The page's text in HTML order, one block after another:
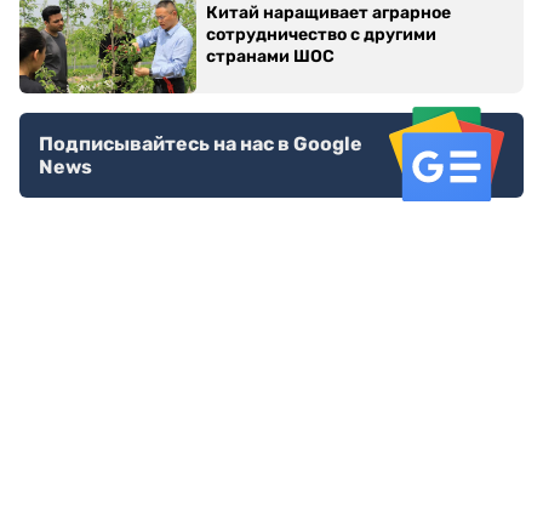
Китай наращивает аграрное
сотрудничество с другими
странами ШОС
Подписывайтесь на нас в Google
News